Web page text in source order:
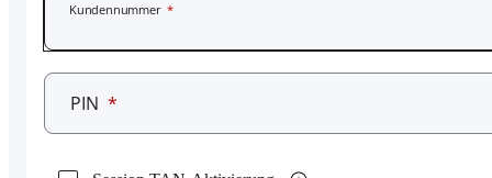
Kundennummer *
PIN *